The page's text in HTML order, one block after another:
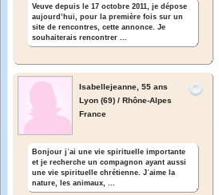
Veuve depuis le 17 octobre 2011, je dépose
aujourd’hui, pour la première fois sur un
site de rencontres, cette annonce. Je
souhaiterais rencontrer ...
Isabellejeanne, 55 ans
Lyon (69) / Rhône-Alpes
France
Bonjour jʾai une vie spirituelle importante
et je recherche un compagnon ayant aussi
une vie spirituelle chrétienne. Jʾaime la
nature, les animaux, ...